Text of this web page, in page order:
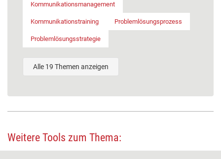
Kommunikationsmanagement
Kommunikationstraining Problemlösungsprozess
Problemlösungsstrategie
Alle 19 Themen anzeigen
Weitere Tools zum Thema: